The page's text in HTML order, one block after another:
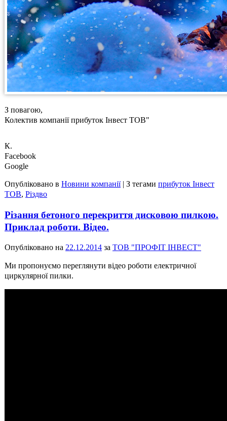
З повагою,
Колектив компанії прибуток Інвест ТОВ"
К.
Facebook
Google
Опубліковано в Новини компанії| З тегами прибуток Інвест
ТОВ, Різдво
Різання бетоного перекриття дисковою пилкою.
Приклад роботи. Відео.
Опубліковано на 22.12.2014 за ТОВ "ПРОФІТ ІНВЕСТ"
Ми пропонуємо переглянути відео роботи електричної
циркулярної пилки.